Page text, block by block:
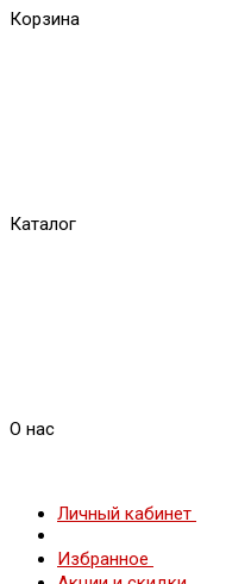
Корзина
Каталог
О нас
Личный кабинет
Избранное